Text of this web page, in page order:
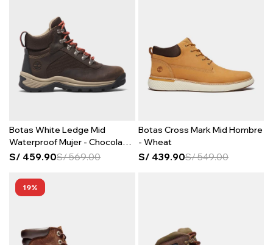
Botas White Ledge Mid
Waterproof Mujer - Chocolate
Brown
S/ 459.90S/569.00
Botas Cross Mark Mid Hombre
- Wheat
S/ 439.90S/549.00
19